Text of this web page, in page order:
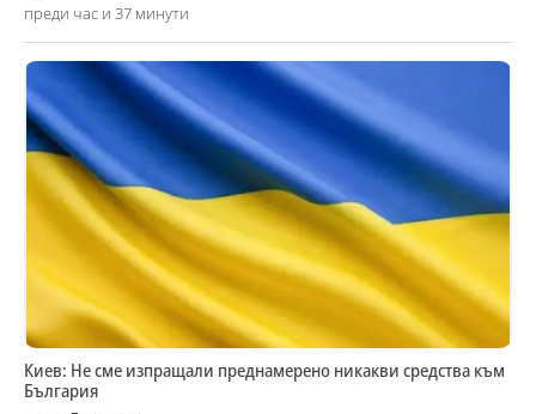
преди час и 37 минути
Киев: Не сме изпращали преднамерено никакви средства към
България